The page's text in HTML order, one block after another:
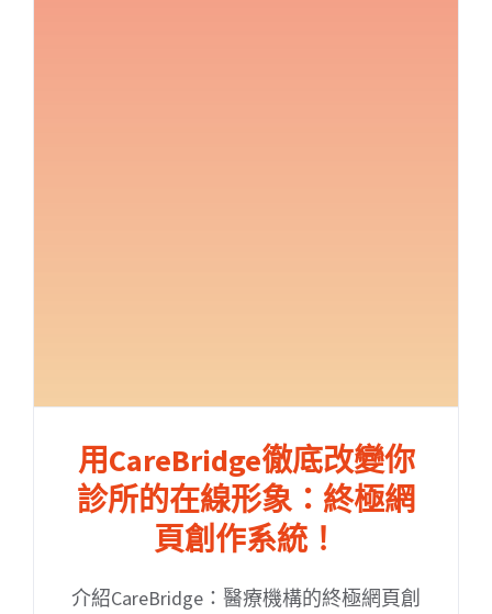
用CareBridge徹底改變你
診所的在線形象：終極網
頁創作系統！
介紹CareBridge：醫療機構的終極網頁創